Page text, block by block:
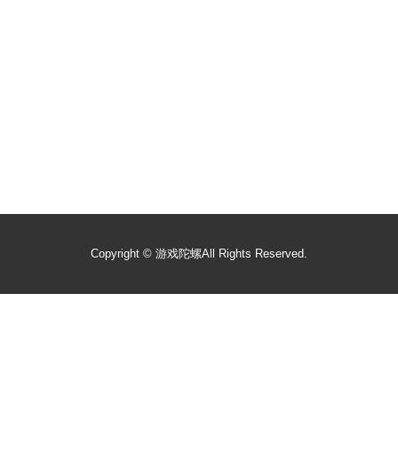
Copyright © 游戏陀螺All Rights Reserved.